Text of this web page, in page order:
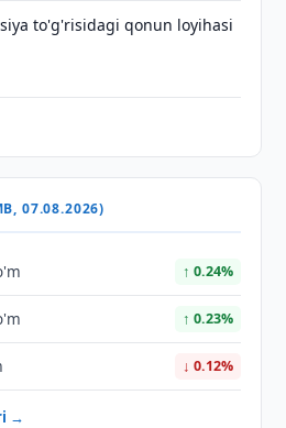
to'g'risidagi qonun loyihasi
07.08.2026)
↑ 0.24%
↑ 0.23%
↓ 0.12%
→